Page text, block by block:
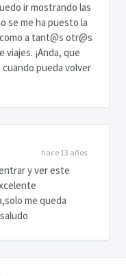
ir mostrando las
se me ha puesto la
a tant@s otr@s
¡Anda, que
pueda volver
hace 13 años
y ver este
me queda